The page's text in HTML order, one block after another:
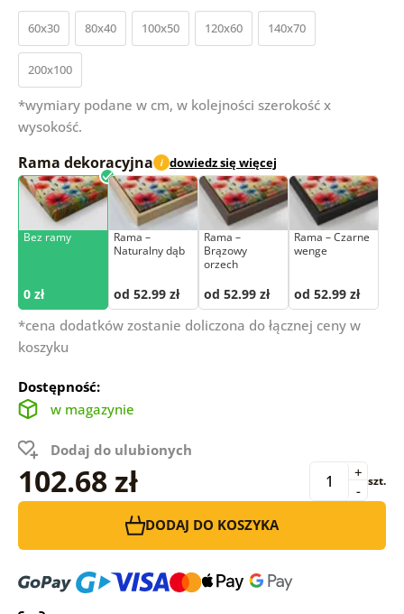
60x30 80x40 100x50 120x60 140x70
200x100
*wymiary podane w cm, w kolejności szerokość x
wysokość.
Rama dekoracyjna i dowiedz się więcej
Bez ramy
0 zł
Rama –
Naturalny dąb
od 52.99 zł
Rama –
Brązowy
orzech
od 52.99 zł
Rama – Czarne
wenge
od 52.99 zł
*cena dodatków zostanie doliczona do łącznej ceny w
koszyku
Dostępność:
w magazynie
Dodaj do ulubionych
102.68 zł -
+ szt.
DODAJ DO KOSZYKA